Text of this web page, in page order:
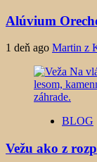
Alúvium
1 deň ago Martin z
BLOG
Vežu ako z